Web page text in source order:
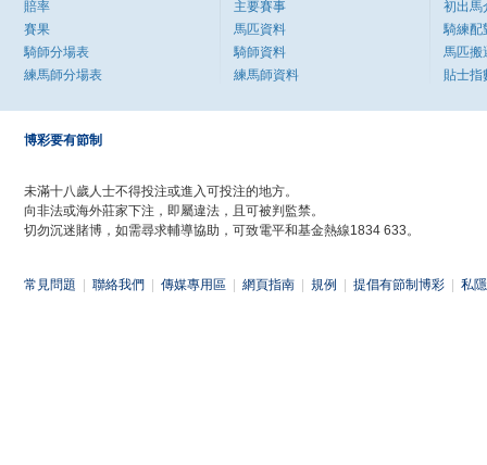
賠率
賽果
騎師分場表
練馬師分場表
主要賽事
馬匹資料
騎師資料
練馬師資料
初出馬
騎練配
馬匹搬
貼士指
博彩要有節制
未滿十八歲人士不得投注或進入可投注的地方。
向非法或海外莊家下注，即屬違法，且可被判監禁。
切勿沉迷賭博，如需尋求輔導協助，可致電平和基金熱線1834 633。
常見問題 聯絡我們 傳媒專用區 網頁指南 規例 提倡有節制博彩 私